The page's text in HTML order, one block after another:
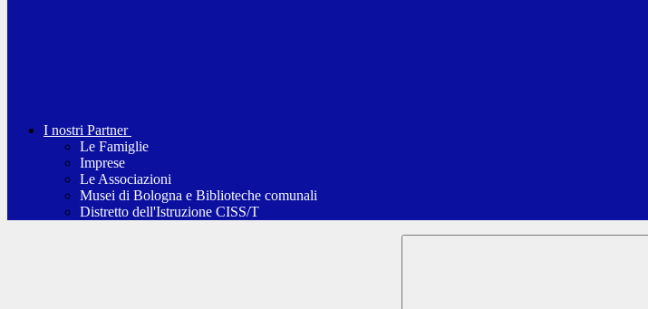
I nostri Partner
Le Famiglie
Imprese
Le Associazioni
Musei di Bologna e Biblioteche comunali
Distretto dell'Istruzione CISS/T